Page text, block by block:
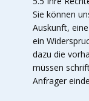
Sie können
Auskunft,
ein
dazu die
müssen
Anfrager